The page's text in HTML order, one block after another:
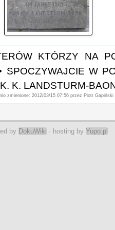
KTÓRZY NA
SPOCZYWAJCIE W
K. LANDSTURM-
zmienione: 2012/03/15 07:56 przez Piotr Gapiński
by DokuWiki · hosting by Yupo.pl